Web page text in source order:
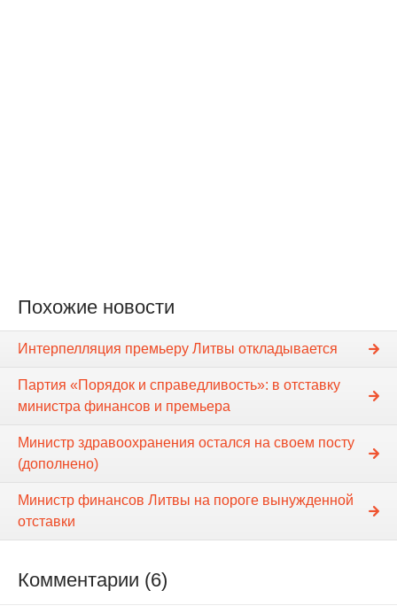
Похожие новости
Интерпелляция премьеру Литвы откладывается
Партия «Порядок и справедливость»: в отставку
министра финансов и премьера
Министр здравоохранения остался на своем посту
(дополнено)
Министр финансов Литвы на пороге вынужденной
отставки
Комментарии (6)